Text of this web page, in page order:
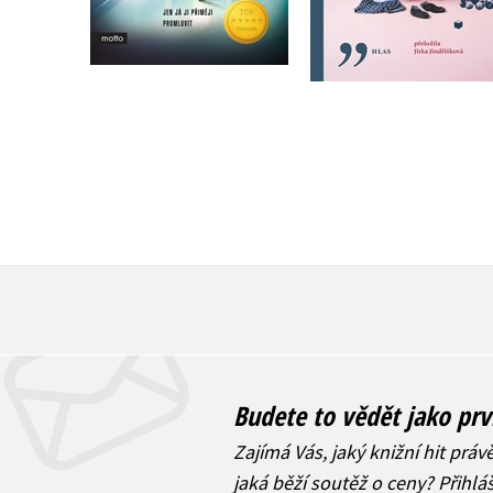
399 Kč
319 Kč 399 Kč
319 Kč
Budete to vědět jako
Zajímá Vás, jaký knižní hit
jaká běží soutěž o ceny?